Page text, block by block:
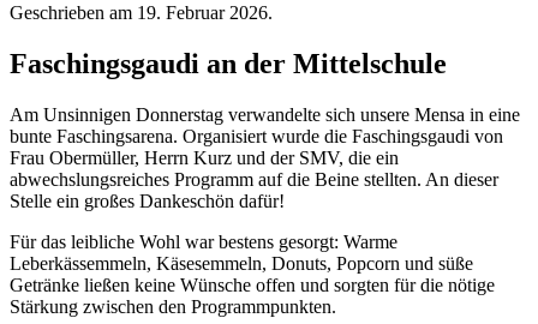
Geschrieben am 19. Februar 2026.
Faschingsgaudi an der Mittelschule
Am Unsinnigen Donnerstag verwandelte sich unsere Mensa in eine
bunte Faschingsarena. Organisiert wurde die Faschingsgaudi von
Frau Obermüller, Herrn Kurz und der SMV, die ein
abwechslungsreiches Programm auf die Beine stellten. An dieser
Stelle ein großes Dankeschön dafür!
Für das leibliche Wohl war bestens gesorgt: Warme
Leberkässemmeln, Käsesemmeln, Donuts, Popcorn und süße
Getränke ließen keine Wünsche offen und sorgten für die nötige
Stärkung zwischen den Programmpunkten.